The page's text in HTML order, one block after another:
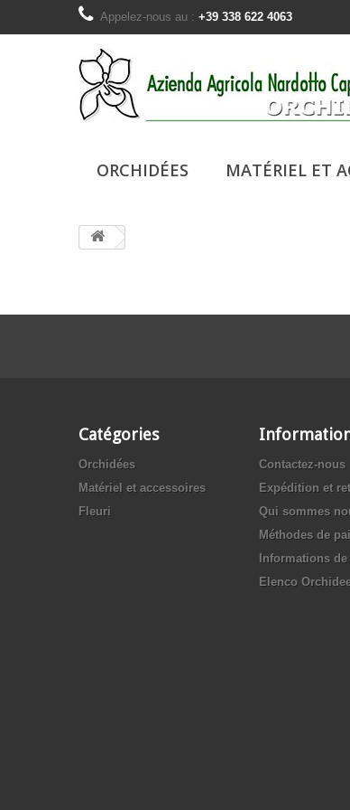
Appelez-nous au : +39 338 622 4063
ORCHIDÉES MATÉRIEL ET
Catégories
Orchidées
Matériel et accessoires
Fleuri
Contactez-nous
Expédition et
Qui sommes
Méthodes de
Informations
Elenco